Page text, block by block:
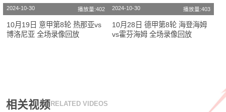
2024-10-30 播放量:402
10月19日 意甲第8轮 热那亚vs
博洛尼亚 全场录像回放
2024-10-30 播放量:403
10月28日 德甲第8轮 海登海姆
vs霍芬海姆 全场录像回放
相关视频 RELATED VIDEOS